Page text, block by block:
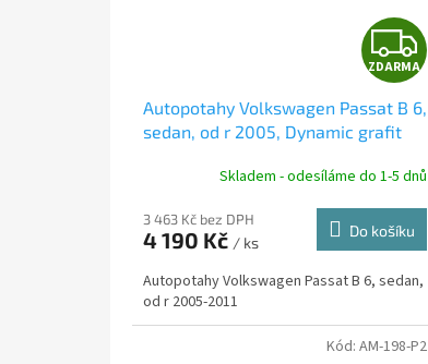
Z
D
R
A
ZDARMA
Autopotahy Volkswagen Passat B 6,
sedan, od r 2005, Dynamic grafit
Skladem - odesíláme do 1-5 dnů
3 463 Kč bez DPH
4 190 Kč / ks
Do košíku
Autopotahy Volkswagen Passat B 6, sedan,
od r 2005-2011
Kód: AM-198-P2